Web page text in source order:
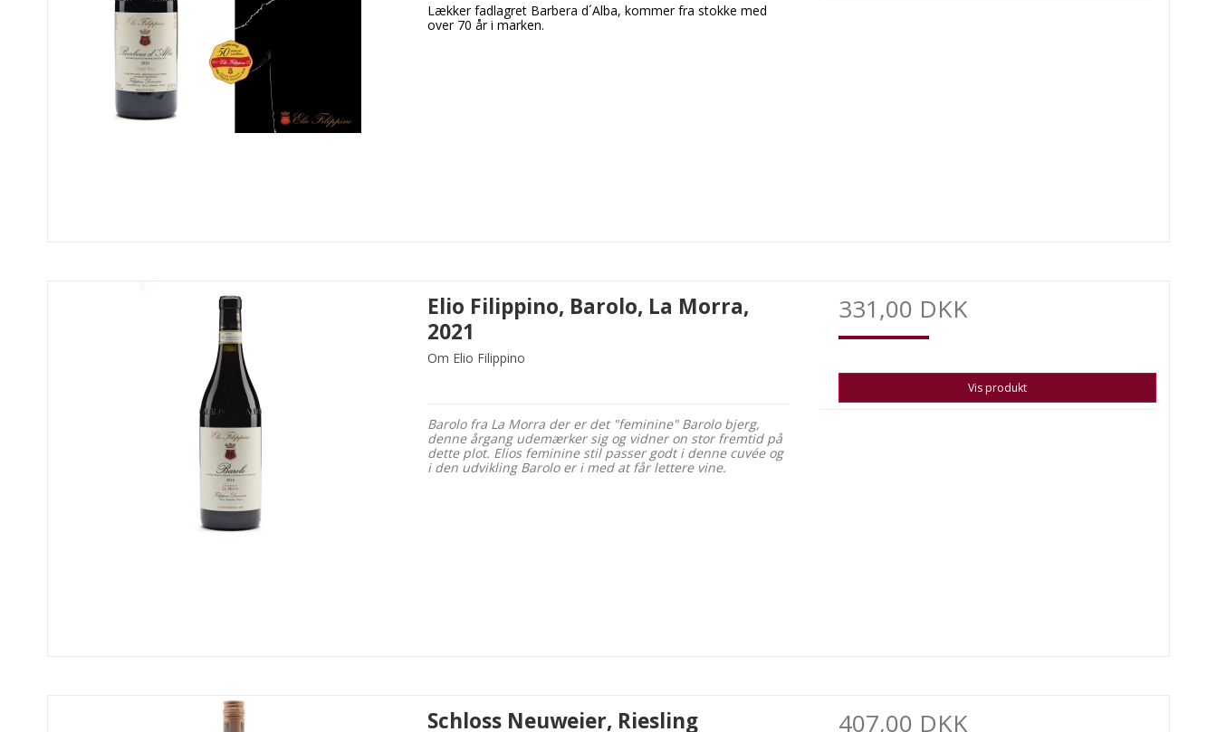
Lækker fadlagret Barbera d´Alba, kommer fra stokke med
over 70 år i marken.
Elio Filippino, Barolo, La Morra,
2021
Om Elio Filippino
Barolo fra La Morra der er det "feminine" Barolo bjerg,
denne årgang udemærker sig og vidner on stor fremtid på
dette plot. Elios feminine stil passer godt i denne cuvée og
i den udvikling Barolo er i med at får lettere vine.
331,00 DKK
Vis produkt
Schloss Neuweier, Riesling
407,00 DKK